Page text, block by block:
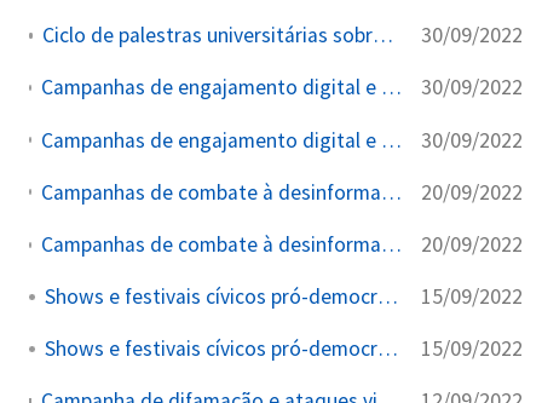
Ciclo de palestras universitárias sobre eleições e desinformação 30/09/2022
Campanhas de engajamento digital e combate à desinformação lideradas por ONGs, artistas e influenciadores 30/09/2022
Campanhas de engajamento digital e combate à desinformação lideradas por ONGs, artistas e influenciadores 30/09/2022
Campanhas de combate à desinformação e incentivo ao voto promovidas por canais do YouTube e blogueiros 20/09/2022
Campanhas de combate à desinformação e incentivo ao voto promovidas por canais do YouTube e blogueiros 20/09/2022
Shows e festivais cívicos pró-democracia 15/09/2022
Shows e festivais cívicos pró-democracia 15/09/2022